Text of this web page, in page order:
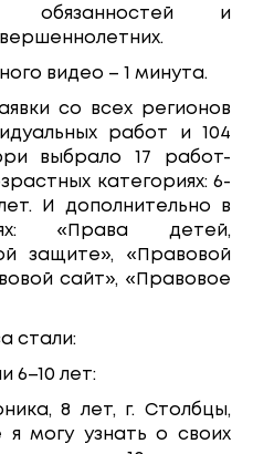
обязанностей и
видео – 1 минута.
со всех регионов
работ и 104
выбрало 17 работ-
категориях: 6-
лет. И дополнительно в
«Права детей,
защите», «Правовой
сайт», «Правовое
стали:
6–10 лет:
8 лет, г. Столбцы,
я могу узнать о своих